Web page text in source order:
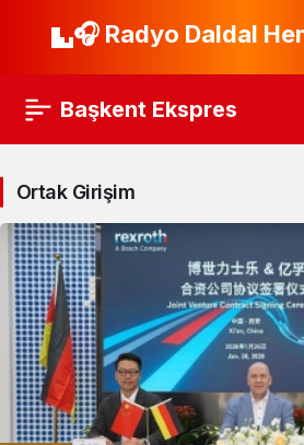
🎧 Radyo Daldal
Başkent Ekspres
Ortak Girişim